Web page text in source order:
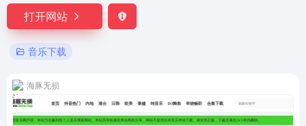
打开网站
音乐下载
海豚无损